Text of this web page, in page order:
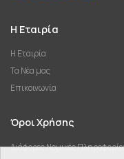
Η Εταιρία
Η Εταιρία
Τα Νέα μας
Επικοινωνία
Όροι Χρήσης
Διάφορες Νομικές